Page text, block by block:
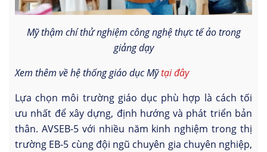
Mỹ thậm chí thử nghiệm công nghệ thực tế ảo trong
giảng dạy
Xem thêm về hệ thống giáo dục Mỹtại đây
Lựa chọn môi trường giáo dục phù hợp là cách tối
ưu nhất để xây dựng, định hướng và phát triển bản
thân. AVSEB-5 với nhiều năm kinh nghiệm trong thị
trường EB-5 cùng đội ngũ chuyên gia chuyên nghiệp,